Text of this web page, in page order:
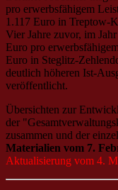
pro erwerbsfähigem
1.117 Euro in Treptow-
Vier Jahre zuvor, im
Euro pro
Euro in Steglitz-
deutlich höheren Ist-
veröffentlicht.
Übersichten zur
der
zusammen und der
Materialien vom 7.
Aktualisierung vom 4.